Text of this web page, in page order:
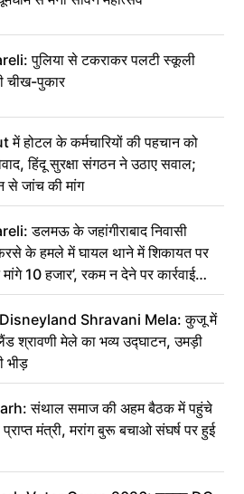
पुलिया से टकराकर पलटी स्कूली
चीख-पुकार
में होटल के कर्मचारियों की पहचान को
हिंदू सुरक्षा संगठन ने उठाए सवाल;
से जांच की मांग
डलमऊ के जहांगीराबाद निवासी
के हमले में घायल थाने में शिकायत पर
मांगे 10 हजार’, रकम न देने पर कार्रवाई
Shravani Mela: कुजू में
श्रावणी मेले का भव्य उद्घाटन, उमड़ी
भीड़
संथाल समाज की अहम बैठक में पहुंचे
प्राप्त मंत्री, मरांग बुरू बचाओ संघर्ष पर हुई